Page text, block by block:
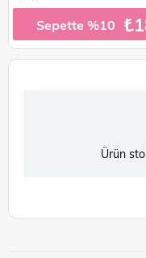
Sepette %10
Ürün